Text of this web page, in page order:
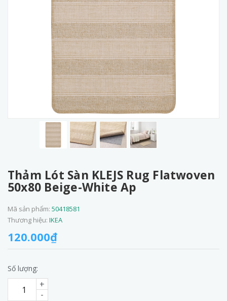
Thảm Lót Sàn KLEJS Rug Flatwoven
50x80 Beige-White Ap
Mã sản phẩm: 50418581
Thương hiệu: IKEA
120.000₫
Số lượng:
-
+